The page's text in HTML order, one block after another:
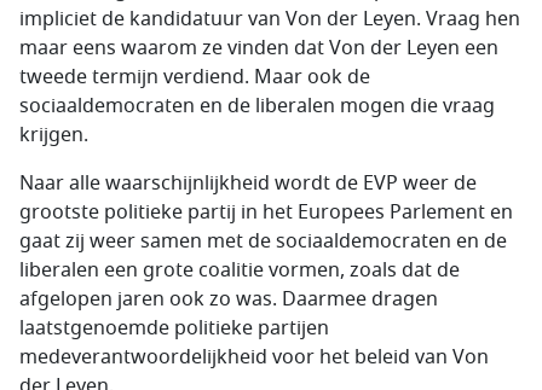
impliciet de kandidatuur van Von der Leyen. Vraag hen
maar eens waarom ze vinden dat Von der Leyen een
tweede termijn verdiend. Maar ook de
sociaaldemocraten en de liberalen mogen die vraag
krijgen.
Naar alle waarschijnlijkheid wordt de EVP weer de
grootste politieke partij in het Europees Parlement en
gaat zij weer samen met de sociaaldemocraten en de
liberalen een grote coalitie vormen, zoals dat de
afgelopen jaren ook zo was. Daarmee dragen
laatstgenoemde politieke partijen
medeverantwoordelijkheid voor het beleid van Von